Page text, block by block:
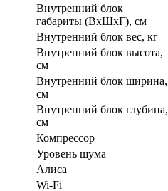
Внутренний блок
габариты (ВхШхГ), см
Внутренний блок вес, кг
Внутренний блок высота,
см
Внутренний блок ширина,
см
Внутренний блок глубина,
см
Компрессор
Уровень шума
Алиса
Wi-Fi